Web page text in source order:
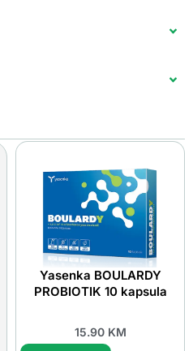
Yasenka BOULARDY
PROBIOTIK 10 kapsula
15.90 KM